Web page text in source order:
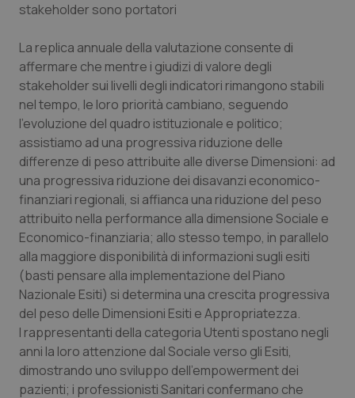
stakeholder sono portatori
La replica annuale della valutazione consente di
affermare che mentre i giudizi di valore degli
stakeholder sui livelli degli indicatori rimangono stabili
nel tempo, le loro priorità cambiano, seguendo
l’evoluzione del quadro istituzionale e politico;
assistiamo ad una progressiva riduzione delle
differenze di peso attribuite alle diverse Dimensioni: ad
una progressiva riduzione dei disavanzi economico-
finanziari regionali, si affianca una riduzione del peso
attribuito nella performance alla dimensione Sociale e
Economico-finanziaria; allo stesso tempo, in parallelo
alla maggiore disponibilità di informazioni sugli esiti
(basti pensare alla implementazione del Piano
Nazionale Esiti) si determina una crescita progressiva
del peso delle Dimensioni Esiti e Appropriatezza.
I rappresentanti della categoria Utenti spostano negli
anni la loro attenzione dal Sociale verso gli Esiti,
dimostrando uno sviluppo dell’empowerment dei
pazienti; i professionisti Sanitari confermano che
www.quotidianosanita.it
tracking-sites-ironfish-
tracking-enable
www.quotidianosanita.it
tracking-sites-ironfish-
session-id
www.quotidianosanita.it